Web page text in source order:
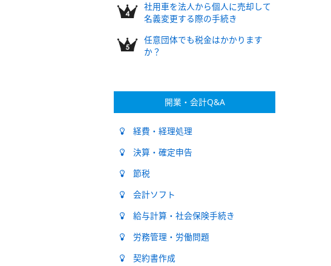
社用車を法人から個人に売却して
名義変更する際の手続き
任意団体でも税金はかかります
か？
開業・会計Q&A
経費・経理処理
決算・確定申告
節税
会計ソフト
給与計算・社会保険手続き
労務管理・労働問題
契約書作成